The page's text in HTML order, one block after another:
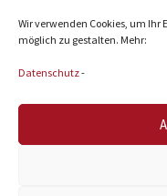
Wir verwenden Cookies, um
möglich zu gestalten. Mehr:
Datenschutz-
D-33605 Bielefeld
+49 521 38980
BELIEBTE